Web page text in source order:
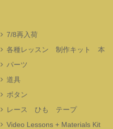
7/8再入荷
各種レッスン 制作キット 本
パーツ
道具
ボタン
レース ひも テープ
Video Lessons + Materials Kit